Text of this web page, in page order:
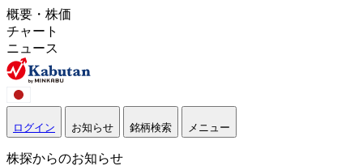
概要・株価
チャート
ニュース
ログイン お知らせ 銘柄検索 メニュー
株探からのお知らせ